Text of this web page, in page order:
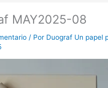
MAY2025-08
/ Por Duograf Un papel